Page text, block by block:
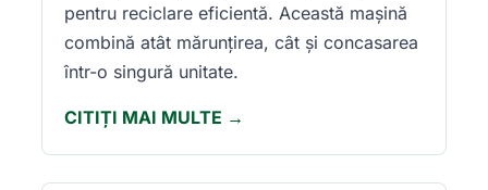
pentru reciclare eficientă. Această mașină
combină atât mărunțirea, cât și concasarea
într-o singură unitate.
CITIȚI MAI MULTE →